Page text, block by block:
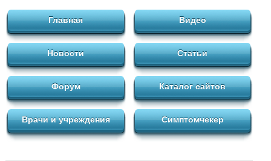
Главная Видео
Новости Статьи
Форум Каталог сайтов
Врачи и учреждения Симптомчекер